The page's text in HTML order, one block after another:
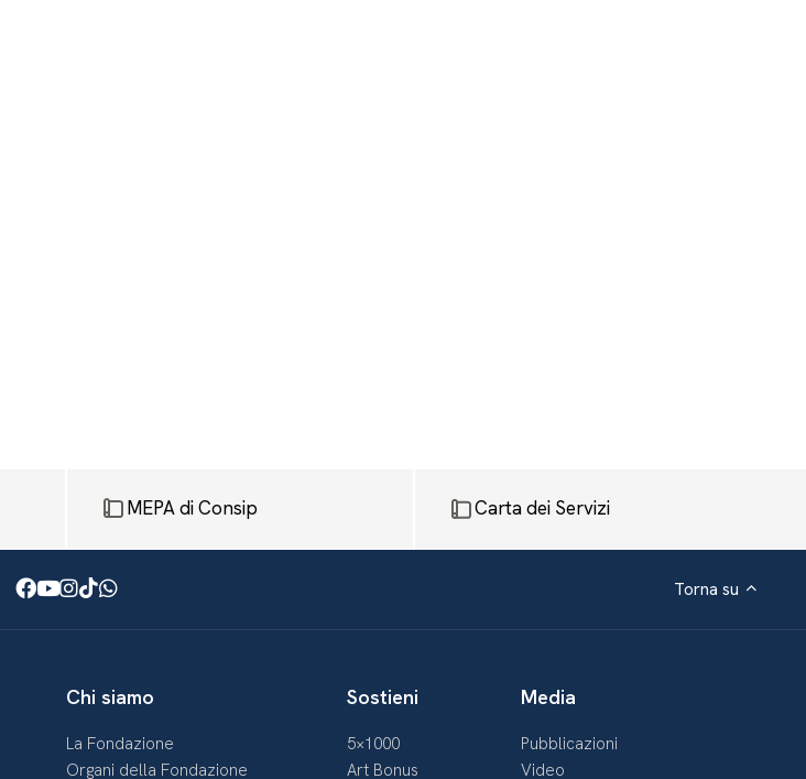
MEPA di Consip Carta dei Servizi
Facebook
Youtube
Instagram
TikTok
WhatsApp Torna su
Chi siamo
La Fondazione
Organi della Fondazione
Sostieni
5×1000
Art Bonus
Media
Pubblicazioni
Video